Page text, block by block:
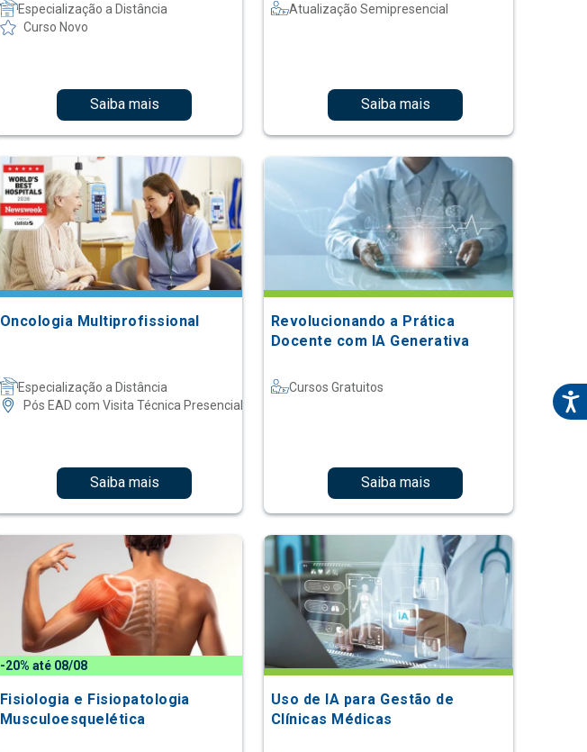
Especialização a Distância
Curso Novo
Saiba mais
Atualização Semipresencial
Saiba mais
Oncologia Multiprofissional
Especialização a Distância
Pós EAD com Visita Técnica Presencial
Saiba mais
Revolucionando a Prática
Docente com IA Generativa
Cursos Gratuitos
Saiba mais
-20% até 08/08
Fisiologia e Fisiopatologia
Musculoesquelética
Uso de IA para Gestão de
Clínicas Médicas